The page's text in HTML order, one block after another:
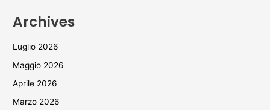
Archives
Luglio 2026
Maggio 2026
Aprile 2026
Marzo 2026